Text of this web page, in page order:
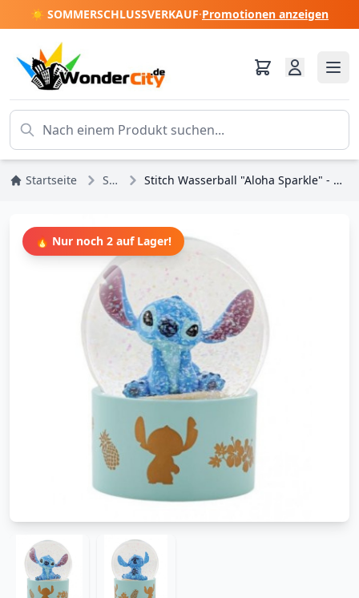
☀️ SOMMERSCHLUSSVERKAUF·Promotionen anzeigen
Startseite Stitch Stitch Wasserball "Aloha Sparkle" - Disney Enchanting
🔥 Nur noch 2 auf Lager!